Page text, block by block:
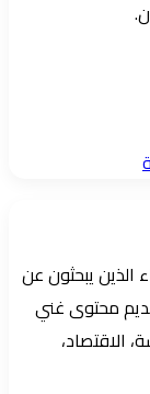
الذين يبحثون عن
محتوى غني
الاقتصاد،